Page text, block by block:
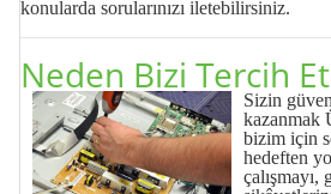
konularda sorularınızı iletebilirsiniz.
Neden Bizi Tercih
Sizin
kazanmak
bizim için
hedeften